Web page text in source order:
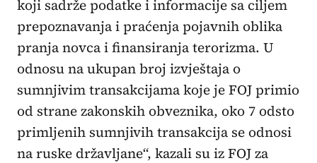
koji sadrže podatke i informacije sa ciljem
prepoznavanja i praćenja pojavnih oblika
pranja novca i finansiranja terorizma. U
odnosu na ukupan broj izvještaja o
sumnjivim transakcijama koje je FOJ primio
od strane zakonskih obveznika, oko 7 odsto
primljenih sumnjivih transakcija se odnosi
na ruske državljane“, kazali su iz FOJ za